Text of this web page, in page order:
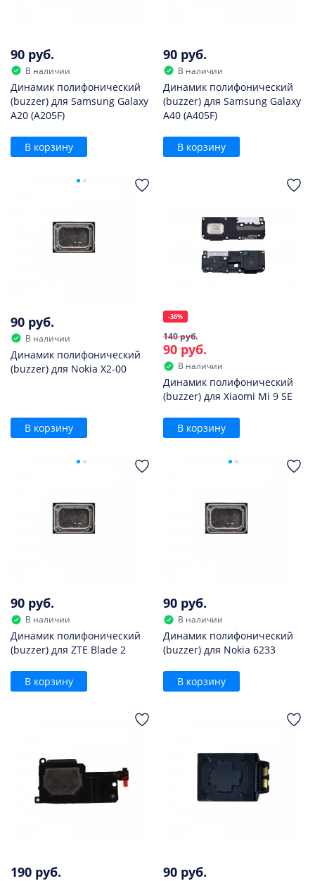
90 руб.
В наличии
Динамик полифонический
(buzzer) для Samsung Galaxy
A20 (A205F)
В корзину
90 руб.
В наличии
Динамик полифонический
(buzzer) для Samsung Galaxy
A40 (A405F)
В корзину
90 руб.
В наличии
Динамик полифонический
(buzzer) для Nokia X2-00
В корзину
-36%
140 руб.
90 руб.
В наличии
Динамик полифонический
(buzzer) для Xiaomi Mi 9 SE
В корзину
90 руб.
В наличии
Динамик полифонический
(buzzer) для ZTE Blade 2
В корзину
90 руб.
В наличии
Динамик полифонический
(buzzer) для Nokia 6233
В корзину
190 руб. 90 руб.